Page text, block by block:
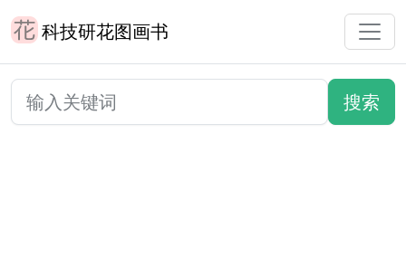
科技研花图画书